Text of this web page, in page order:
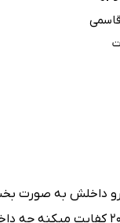
رو داخلش به
حتی جدولی جای داده و هرجایی از کتاب رو با بازنویسی مفهمومی تر بیان کرده،